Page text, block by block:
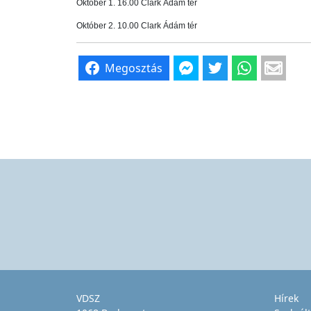
Október 1. 16.00 Clark Ádám tér
Október 2. 10.00 Clark Ádám tér
Megosztás
VDSZ
Hírek